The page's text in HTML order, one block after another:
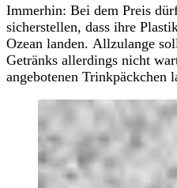
Immerhin: Bei dem Preis
sicherstellen, dass ihre
Ozean landen. Allzulange
Getränks allerdings nicht
angebotenen Trinkpäckchen